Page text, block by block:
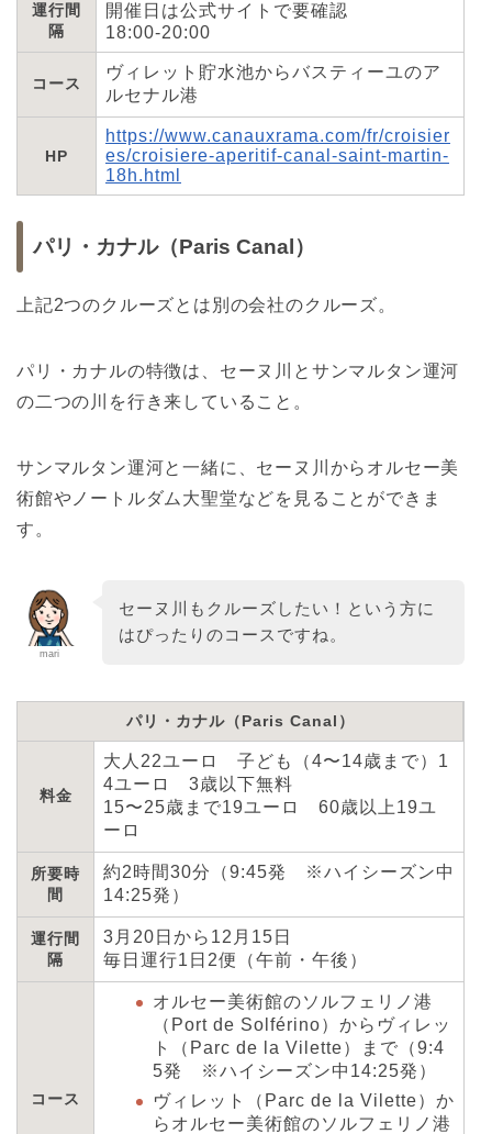
運行間
隔
開催日は公式サイトで要確認
18:00-20:00
コース
ヴィレット貯水池からバスティーユのア
ルセナル港
HP
https://www.canauxrama.com/fr/croisier
es/croisiere-aperitif-canal-saint-martin-
18h.html
パリ・カナル（Paris Canal）
上記2つのクルーズとは別の会社のクルーズ。
パリ・カナルの特徴は、セーヌ川とサンマルタン運河
の二つの川を行き来していること。
サンマルタン運河と一緒に、セーヌ川からオルセー美
術館やノートルダム大聖堂などを見ることができま
す。
mari
セーヌ川もクルーズしたい！という方に
はぴったりのコースですね。
パリ・カナル（Paris Canal）
料金
大人22ユーロ 子ども（4〜14歳まで）1
4ユーロ 3歳以下無料
15〜25歳まで19ユーロ 60歳以上19ユ
ーロ
所要時
間
約2時間30分（9:45発 ※ハイシーズン中
14:25発）
運行間
隔
3月20日から12月15日
毎日運行1日2便（午前・午後）
コース
オルセー美術館のソルフェリノ港
（Port de Solférino）からヴィレッ
ト（Parc de la Vilette）まで（9:4
5発 ※ハイシーズン中14:25発）
ヴィレット（Parc de la Vilette）か
らオルセー美術館のソルフェリノ港